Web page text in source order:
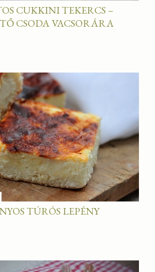
CUKKINI TEKERCS –
CSODA VACSORÁRA
TÚRÓS LEPÉNY